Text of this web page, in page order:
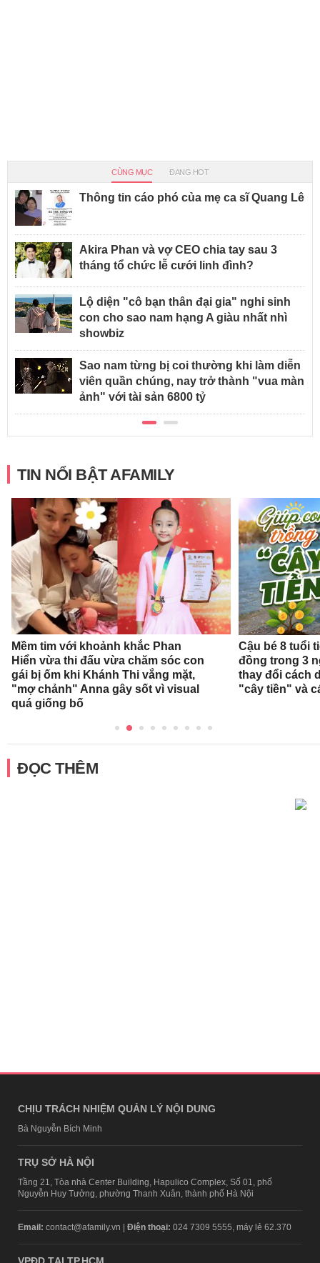
CÙNG MỤC ĐANG HOT
Thông tin cáo phó của mẹ ca sĩ Quang Lê
Akira Phan và vợ CEO chia tay sau 3
tháng tổ chức lễ cưới linh đình?
Lộ diện "cô bạn thân đại gia" nghi sinh
con cho sao nam hạng A giàu nhất nhì
showbiz
Sao nam từng bị coi thường khi làm diễn
viên quần chúng, nay trở thành "vua màn
ảnh" với tài sản 6800 tỷ
TIN NỔI BẬT AFAMILY
Mềm tim với khoảnh khắc Phan
Hiển vừa thi đấu vừa chăm sóc con
gái bị ốm khi Khánh Thi vắng mặt,
"mợ chảnh" Anna gây sốt vì visual
quá giống bố
Cậu bé 8 tuổi
đồng trong 3
thay đổi cách
"cây tiền" và
ĐỌC THÊM
CHỊU TRÁCH NHIỆM QUẢN LÝ NỘI DUNG
Bà Nguyễn Bích Minh
TRỤ SỞ HÀ NỘI
Tầng 21, Tòa nhà Center Building, Hapulico Complex, Số 01, phố
Nguyễn Huy Tưởng, phường Thanh Xuân, thành phố Hà Nội
Email: contact@afamily.vn | Điện thoại: 024 7309 5555, máy lẻ 62.370